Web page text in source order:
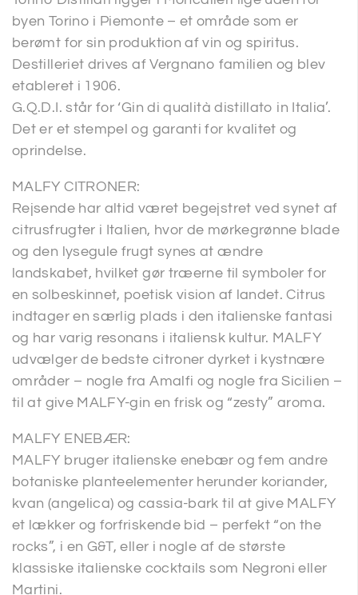
byen Torino i Piemonte – et område som er
berømt for sin produktion af vin og spiritus.
Destilleriet drives af Vergnano familien og blev
etableret i 1906.
G.Q.D.I. står for ‘Gin di qualità distillato in Italia’.
Det er et stempel og garanti for kvalitet og
oprindelse.
MALFY CITRONER:
Rejsende har altid været begejstret ved synet af
citrusfrugter i Italien, hvor de mørkegrønne blade
og den lysegule frugt synes at ændre
landskabet, hvilket gør træerne til symboler for
en solbeskinnet, poetisk vision af landet. Citrus
indtager en særlig plads i den italienske fantasi
og har varig resonans i italiensk kultur. MALFY
udvælger de bedste citroner dyrket i kystnære
områder – nogle fra Amalfi og nogle fra Sicilien –
til at give MALFY-gin en frisk og “zesty” aroma.
MALFY ENEBÆR:
MALFY bruger italienske enebær og fem andre
botaniske planteelementer herunder koriander,
kvan (angelica) og cassia-bark til at give MALFY
et lækker og forfriskende bid – perfekt “on the
rocks”, i en G&T, eller i nogle af de største
klassiske italienske cocktails som Negroni eller
Martini.